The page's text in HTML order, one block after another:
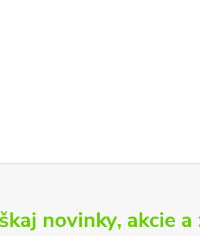
novinky, akcie a